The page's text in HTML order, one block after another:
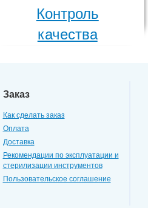
Контроль
качества
Заказ
Как сделать заказ
Оплата
Доставка
Рекомендации по эксплуатации и
стерилизации инструментов
Пользовательское соглашение